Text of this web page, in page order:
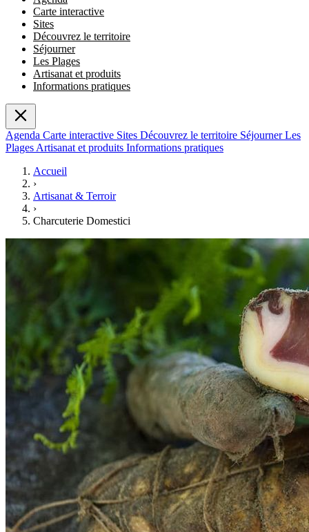
Carte interactive
Sites
Découvrez le territoire
Séjourner
Les Plages
Artisanat et produits
Informations pratiques
Agenda Carte interactive Sites Découvrez le territoire SéjournerLes
Plages Artisanat et produits Informations pratiques
Accueil
›
Artisanat & Terroir
›
Charcuterie Domestici